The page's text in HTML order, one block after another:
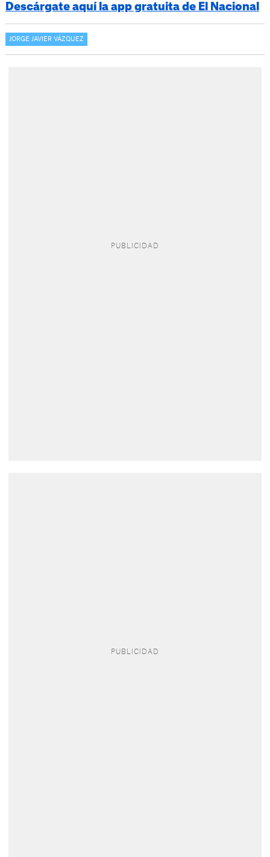
Descárgate aquí la app gratuita de El Nacional
JORGE JAVIER VÁZQUEZ